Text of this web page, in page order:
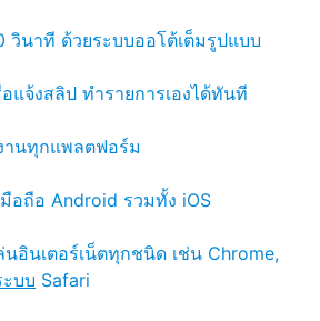
วินาที ด้วยระบบออโต้เต็มรูปแบบ
แจ้งสลิป ทำรายการเองได้ทันที
านทุกแพลตฟอร์ม
อถือ Android รวมทั้ง iOS
นอินเตอร์เน็ตทุกชนิด เช่น Chrome,
บบ Safari